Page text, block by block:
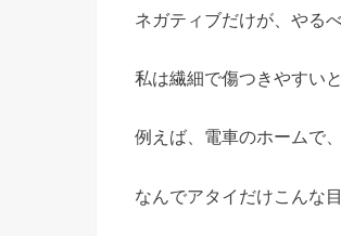
ネガティブだけが、やる
私は繊細で傷つきやすい
例えば、電車のホームで
なんでアタイだけこんな